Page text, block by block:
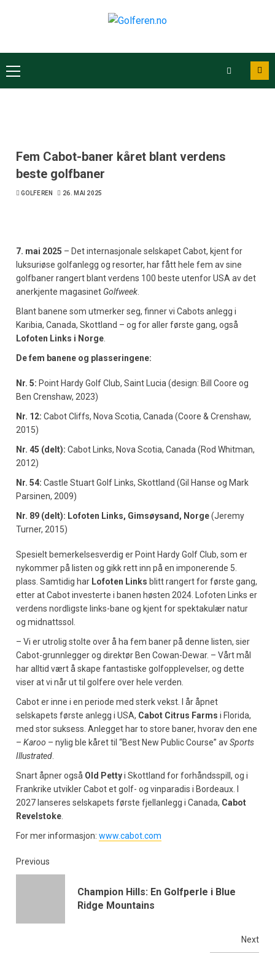
Fem Cabot-baner kåret blant verdens
beste golfbaner
GOLFEREN 26. MAI 2025
7. mai 2025 – Det internasjonale selskapet Cabot, kjent for
luksuriøse golfanlegg og resorter, har fått hele fem av sine
golfbaner rangert blant verdens 100 beste utenfor USA av det
anerkjente magasinet Golfweek.
Blant banene som utmerker seg, finner vi Cabots anlegg i
Karibia, Canada, Skottland – og for aller første gang, også
Lofoten Links i Norge.
De fem banene og plasseringene:
Nr. 5: Point Hardy Golf Club, Saint Lucia (design: Bill Coore og
Ben Crenshaw, 2023)
Nr. 12: Cabot Cliffs, Nova Scotia, Canada (Coore & Crenshaw,
2015)
Nr. 45 (delt): Cabot Links, Nova Scotia, Canada (Rod Whitman,
2012)
Nr. 54: Castle Stuart Golf Links, Skottland (Gil Hanse og Mark
Parsinen, 2009)
Nr. 89 (delt): Lofoten Links, Gimsøysand, Norge(Jeremy
Turner, 2015)
Spesielt bemerkelsesverdig er Point Hardy Golf Club, som er
nykommer på listen og gikk rett inn på en imponerende 5.
plass. Samtidig har Lofoten Links blitt rangert for første gang,
etter at Cabot investerte i banen høsten 2024. Lofoten Links er
verdens nordligste links-bane og kjent for spektakulær natur
og midnattssol.
– Vi er utrolig stolte over å ha fem baner på denne listen, sier
Cabot-grunnlegger og direktør Ben Cowan-Dewar. – Vårt mål
har alltid vært å skape fantastiske golfopplevelser, og dette
viser at vi når ut til golfere over hele verden.
Cabot er inne i en periode med sterk vekst. I år åpnet
selskapets første anlegg i USA, Cabot Citrus Farms i Florida,
med stor suksess. Anlegget har to store baner, hvorav den ene
– Karoo – nylig ble kåret til “Best New Public Course” avSports
Illustrated.
Snart åpner også Old Pettyi Skottland for forhåndsspill, og i
Frankrike utvikler Cabot et golf- og vinparadis i Bordeaux. I
2027 lanseres selskapets første fjellanlegg i Canada, Cabot
Revelstoke.
For mer informasjon: www.cabot.com
Previous
Champion Hills: En Golfperle i Blue
Ridge Mountains
Next